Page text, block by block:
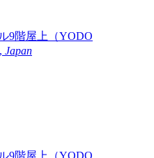
9階屋上（YODO
Japan